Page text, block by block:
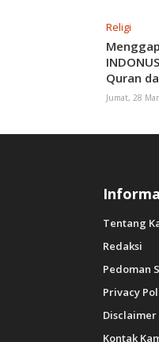
Religi
Quran
Jumat, 28
Tentang
Redaksi
Pedoman
Privacy
Disclaimer
Kontak